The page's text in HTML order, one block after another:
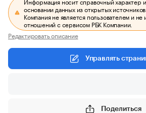
основании данных из открытых источников.
Компания не является пользователем и
отношений с сервисом РБК Компании.
Редактировать описание
Управлять
Поделиться